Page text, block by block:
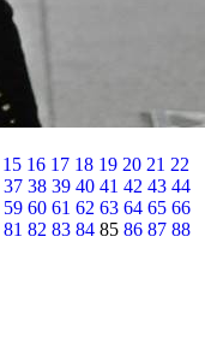
15 16 17 18 19 20 21 22
37 38 39 40 41 42 43 44
59 60 61 62 63 64 65 66
81 82 83 84 85 86 87 88